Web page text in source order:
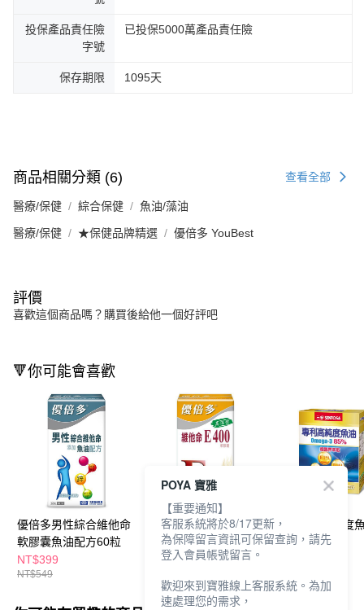
投保產品責任險
字號
已投保5000萬產品責任險
保存期限 1095天
商品相關分類 (6) 查看全部
醫療/保健 綜合保健 魚油/藻油
醫療/保健 ★保健品牌精選 優倍多 YouBest
評價
喜歡這個商品嗎？購買後給他一個好評吧
🔻你可能會喜歡
優倍多男性綜合維他命
軟膠囊魚油配方60粒
NT$399
NT$549
優倍多高活性維他命
E400軟膠囊50粒
NT$509
三多專利高純度
膠囊30粒
POYA 寶雅
【重要通知】
客服系統將於8/17更新，
為保障留言資訊可保留查詢，請先
登入會員帳號留言。
歡迎來到寶雅線上客服系統。為加
速處理您的需求，